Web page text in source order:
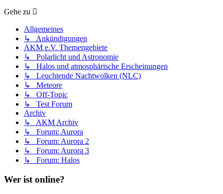
Gehe zu
Allgemeines
↳ Ankündigungen
AKM e.V. Themengebiete
↳ Polarlicht und Astronomie
↳ Halos und atmosphärische Erscheinungen
↳ Leuchtende Nachtwolken (NLC)
↳ Meteore
↳ Off-Topic
↳ Test Forum
Archiv
↳ AKM Archiv
↳ Forum: Aurora
↳ Forum: Aurora 2
↳ Forum: Aurora 3
↳ Forum: Halos
Wer ist online?